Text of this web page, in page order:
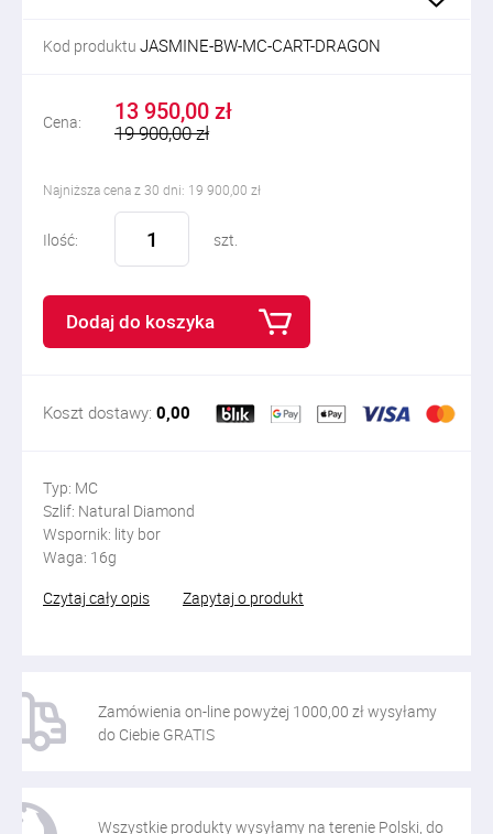
Kod produktu JASMINE-BW-MC-CART-DRAGON
Cena: 13 950,00 zł
19 900,00 zł
Najniższa cena z 30 dni: 19 900,00 zł
Ilość: szt.
Dodaj do koszyka
Koszt dostawy: 0,00
Typ: MC
Szlif: Natural Diamond
Wspornik: lity bor
Waga: 16g
Czytaj cały opis
Zapytaj o produkt
Zamówienia on-line powyżej 1000,00 zł wysyłamy
do Ciebie GRATIS
Wszystkie produkty wysyłamy na terenie Polski, do